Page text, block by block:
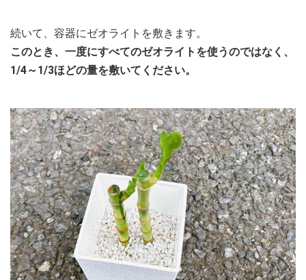
続いて、容器にゼオライトを敷きます。
このとき、一度にすべてのゼオライトを使うのではなく、
1/4～1/3ほどの量を敷いてください。